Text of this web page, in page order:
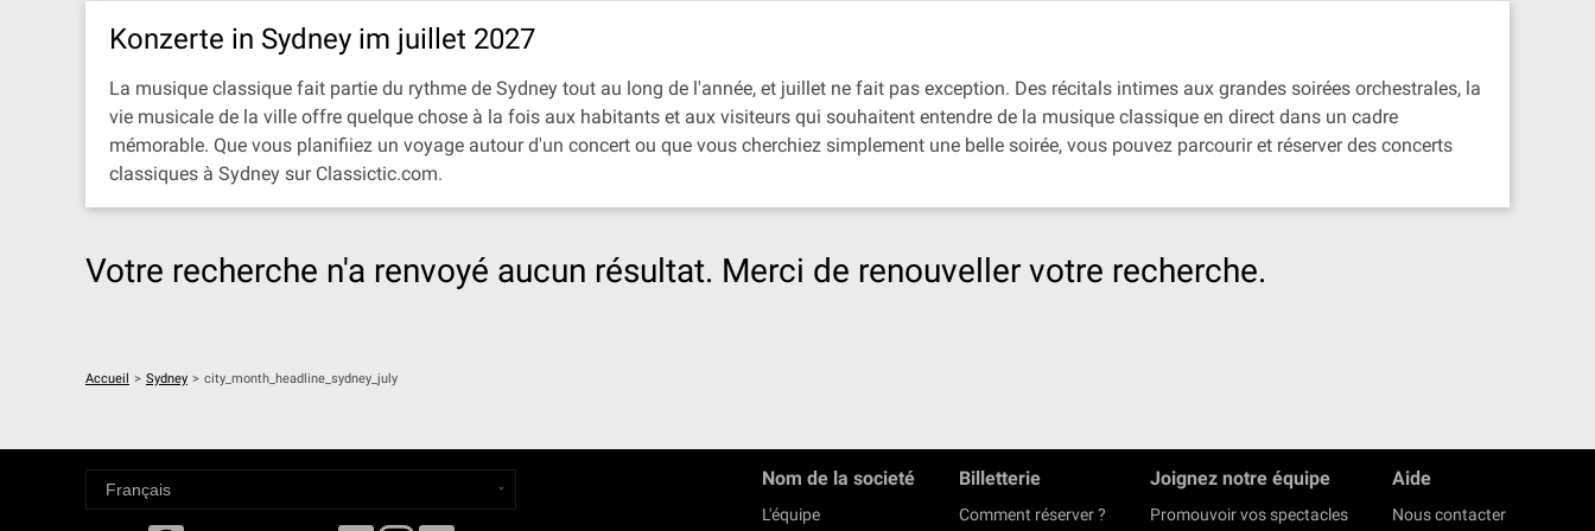
Konzerte in Sydney im juillet 2027
La musique classique fait partie du rythme de Sydney tout au long de l'année, et juillet ne fait pas exception. Des récitals intimes aux grandes soirées orchestrales, la
vie musicale de la ville offre quelque chose à la fois aux habitants et aux visiteurs qui souhaitent entendre de la musique classique en direct dans un cadre
mémorable. Que vous planifiiez un voyage autour d'un concert ou que vous cherchiez simplement une belle soirée, vous pouvez parcourir et réserver des concerts
classiques à Sydney sur Classictic.com.
Votre recherche n'a renvoyé aucun résultat. Merci de renouveller votre recherche.
Accueil > Sydney > city_month_headline_sydney_july
Nom de la societé
L'équipe
Billetterie
Comment réserver ?
Joignez notre équipe
Promouvoir vos spectacles
Aide
Nous contacter